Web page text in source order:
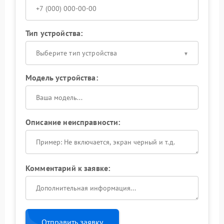
Тип устройства:
Выберите тип устройства
Модель устройства:
Описание неисправности:
Комментарий к заявке: